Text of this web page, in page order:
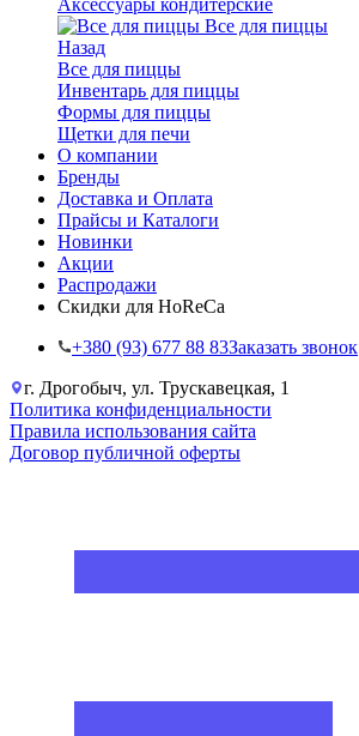
Все для пиццы
Назад
Все для пиццы
Инвентарь для пиццы
Формы для пиццы
Щетки для печи
О компании
Бренды
Доставка и Оплата
Прайсы и Каталоги
Новинки
Акции
Распродажи
Скидки для HoReCa
+38‎0 (93) 677 88 83Заказать звонок
г. Дрогобыч, ул. Трускавецкая, 1
Политика конфиденциальности
Правила использования сайта
Договор публичной оферты